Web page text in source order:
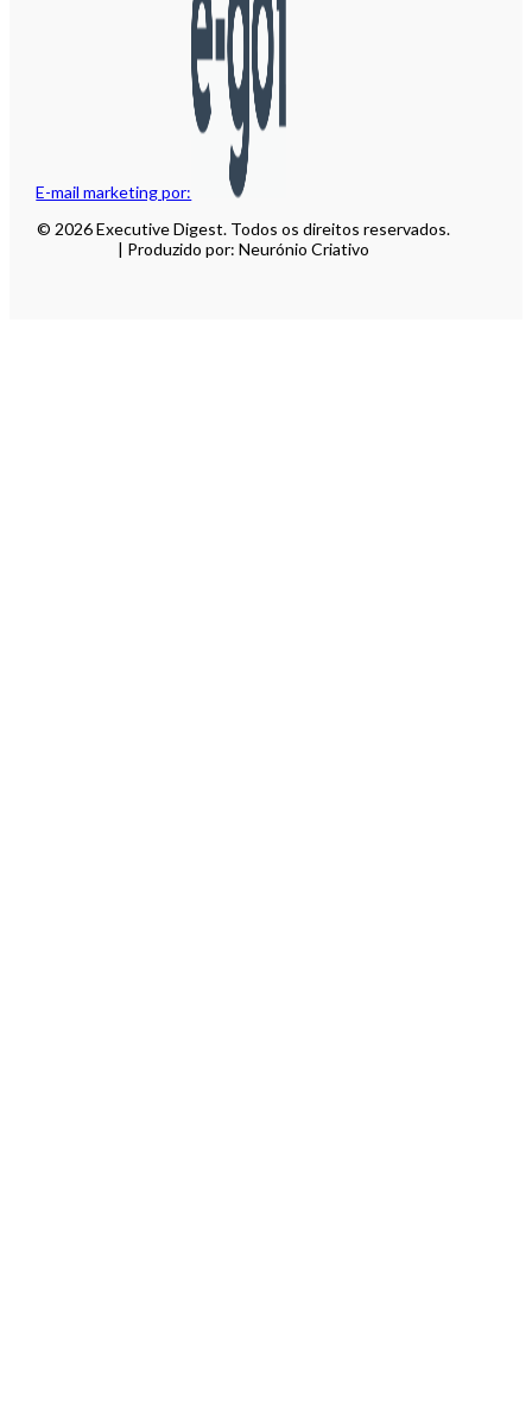
E-mail marketing por:
© 2026 Executive Digest. Todos os direitos reservados.
| Produzido por: Neurónio Criativo